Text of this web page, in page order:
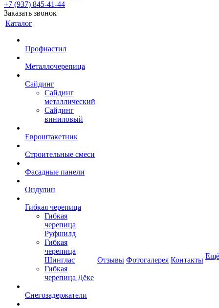
+7 (937) 845-41-44
Заказать звонок
Каталог
Профнастил
Металлочерепица
Сайдинг
Сайдинг
металлический
Сайдинг
виниловый
Евроштакетник
Строительные смеси
Фасадные панели
Ондулин
Гибкая черепица
Гибкая
черепица
Руфшилд
Гибкая
черепица
Шинглас
Гибкая
черепица Дёке
Снегозадержатели
Отзывы Фотогалерея Контакты Ещё